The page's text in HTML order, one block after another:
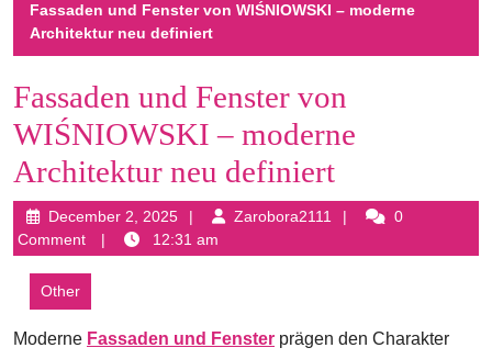
Fassaden und Fenster von WIŚNIOWSKI – moderne
Architektur neu definiert
Fassaden und Fenster von
WIŚNIOWSKI – moderne
Architektur neu definiert
December 2, 2025December
2,
2025
Zarobora2111 Zarobora2111
0
Comment
12:31 am
Other
Moderne Fassaden und Fenster prägen den Charakter